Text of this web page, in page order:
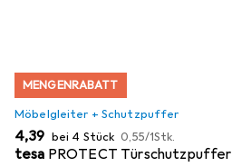
MENGENRABATT
Möbelgleiter + Schutzpuffer
EUR
4,39 bei 4 Stück EUR
0,55/1Stk.
tesa PROTECT Türschutzpuffer